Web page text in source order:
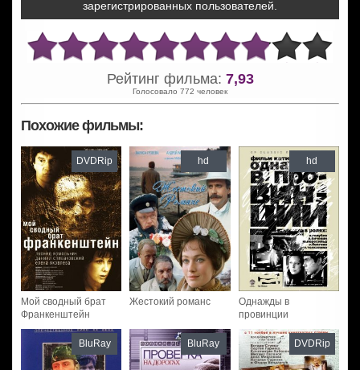
зарегистрированных пользователей.
Рейтинг фильма: 7,93
Голосовало 772 человек
Похожие фильмы:
Мой сводный брат
Франкенштейн
DVDRip
Жестокий романс
hd
Однажды в
провинции
hd
BluRay BluRay DVDRip